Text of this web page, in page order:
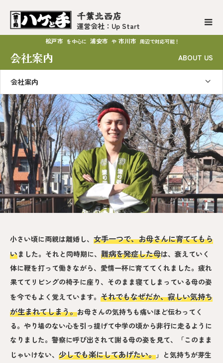
千葉北西店
運営会社：Up Start
松戸市 を中心に 浦安市 や 市川市 周辺で対応可能！
会社案内 ABOUT US
会社案内
代表の想い
PASSION
小さい頃に両親は離婚し、 女手一つで、お母さんに育ててもら
いました。それと同時期に、 難病を発症した母は、衰えていく
体に鞭を打って働きながら、愛情一杯に育ててくれました。疲れ
果ててリビングの椅子に座り、そのまま寝てしまっている母の姿
を今でもよく覚えています。 それでもなぜだか、寂しい気持ち
が生まれてしまう。お母さんの気持ちも痛いほど伝わってく
る。やり場のない心を引っ提げて中学の頃から非行に走るように
なりました。警察に呼び出されて謝る母の姿を見て、「このまま
じゃいけない、 少しでも楽にしてあげたい。」と気持ちが芽生